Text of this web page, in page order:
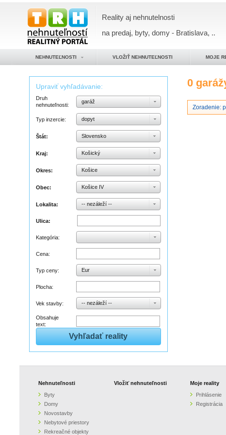
Reality aj nehnutelnosti
na predaj, byty, domy - Bratislava, ..
NEHNUTEĽNOSTI VLOŽIŤ NEHNUTEĽNOSTI MOJE
Upraviť vyhľadávanie:
Druh
nehnuteľnosti:
garáž
Typ inzercie: dopyt
Štát: Slovensko
Kraj: Košický
Okres: Košice
Obec: Košice IV
Lokalita: -- nezáleží --
Ulica:
Kategória:
Cena:
Typ ceny: Eur
Plocha:
Vek stavby: -- nezáleží --
Obsahuje
text:
0
Zoradenie:
Nehnuteľnosti
Byty
Domy
Novostavby
Nebytové priestory
Rekreačné objekty
Vložiť nehnuteľnosti
Moje reality
Prihlásenie
Registrácia